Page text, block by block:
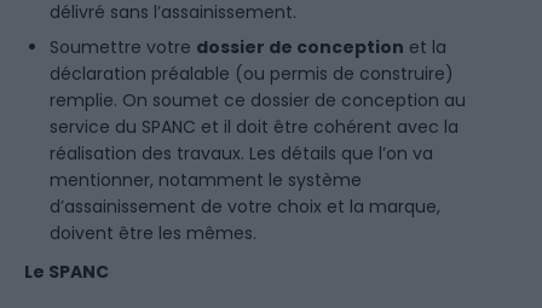
délivré sans l’assainissement.
Soumettre votre dossier de conception et la
déclaration préalable (ou permis de construire)
remplie. On soumet ce dossier de conception au
service du SPANC et il doit être cohérent avec la
réalisation des travaux. Les détails que l’on va
mentionner, notamment le système
d’assainissement de votre choix et la marque,
doivent être les mêmes.
Le SPANC